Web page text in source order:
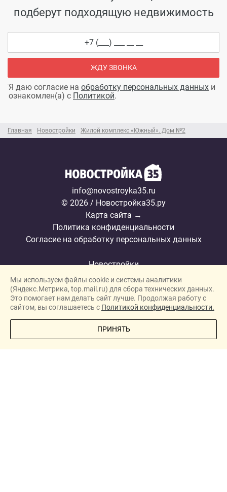
Главная Новостройки Жилой комплекс «Южный». Дом №2
подберут подходящую недвижимость
ЖДУ ЗВОНКА
Я даю согласие на обработку персональных данных и
ознакомлен(а) с Политикой.
info@novostroyka35.ru
© 2026 / Новостройка35.ру
Карта сайта →
Политика конфиденциальности
Согласие на обработку персональных данных
Новостройки
Застройщики
Ипотека
Полезная информация
Видеообзоры ЖК
ПОЗВОНИТЕ МНЕ
Мы используем файлы cookie и системы аналитики
(Яндекс.Метрика, top.mail.ru) для сбора технических данных.
Это помогает нам делать сайт лучше. Продолжая работу с
сайтом, вы соглашаетесь с Политикой конфиденциальности.
ПРИНЯТЬ